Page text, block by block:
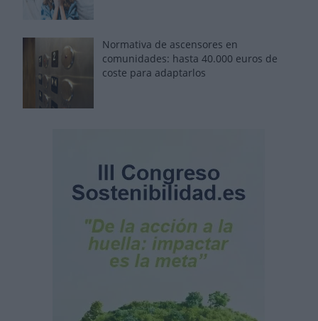
Normativa de ascensores en
comunidades: hasta 40.000 euros de
coste para adaptarlos